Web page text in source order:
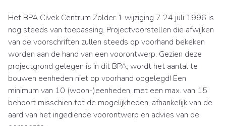
Het BPA Civek Centrum Zolder 1 wijziging 7 24 juli 1996 is
nog steeds van toepassing. Projectvoorstellen die afwijken
van de voorschriften zullen steeds op voorhand bekeken
worden aan de hand van een voorontwerp. Gezien deze
projectgrond gelegen is in dit BPA, wordt het aantal te
bouwen eenheden niet op voorhand opgelegd! Een
minimum van 10 (woon-)eenheden, met een max. van 15
behoort misschien tot de mogelijkheden, afhankelijk van de
aard van het ingediende voorontwerp en advies van de